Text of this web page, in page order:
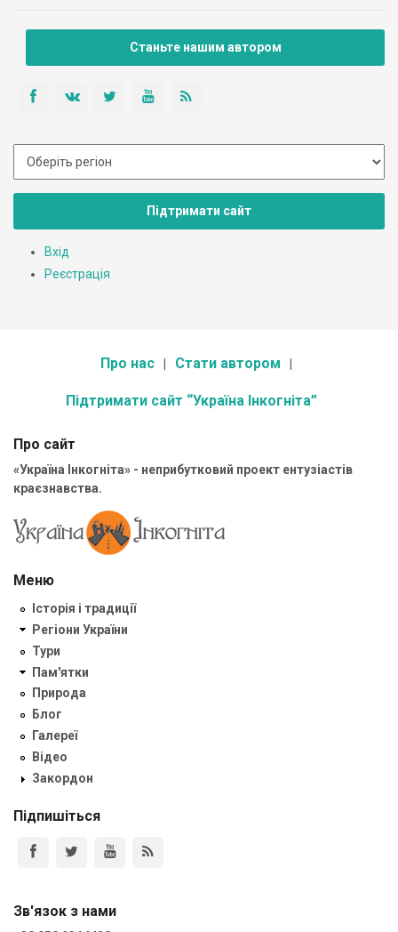
Станьте нашим автором
Підтримати сайт
Вхід
Реєстрація
Про нас Стати автором
Підтримати сайт “Україна Інкогніта”
Про сайт
«Україна Інкогніта» - неприбутковий проект ентузіастів
краєзнавства.
Меню
Історія і традиції
Регіони України
Тури
Пам'ятки
Природа
Блог
Галереї
Відео
Закордон
Підпишіться
Зв'язок з нами